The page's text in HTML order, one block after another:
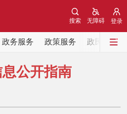
登录
无障碍
搜索
政务服务 政策服务 政民互动
务院信息 中央部委动态
公开指南